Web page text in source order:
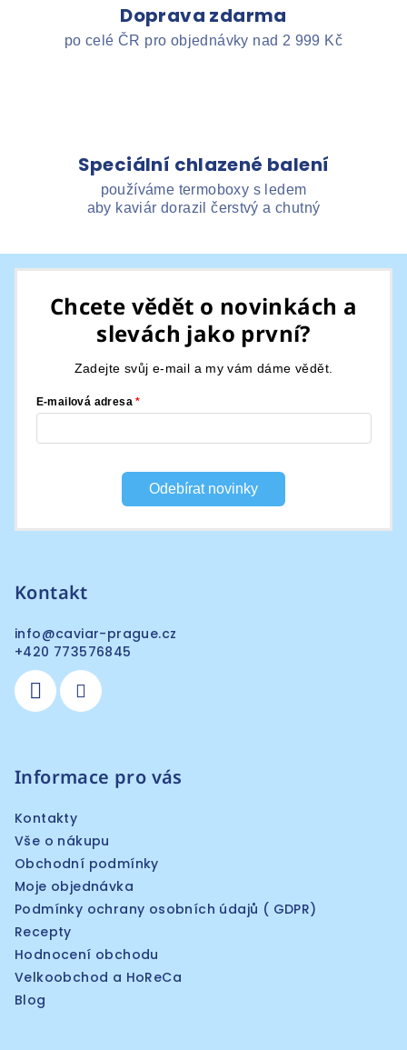
Doprava zdarma
po celé ČR pro objednávky nad 2 999 Kč
Speciální chlazené balení
používáme termoboxy s ledem
aby kaviár dorazil čerstvý a chutný
Chcete vědět o novinkách a
slevách jako první?
Zadejte svůj e-mail a my vám dáme vědět.
E-mailová adresa
Odebírat novinky
Kontakt
info@caviar-prague.cz
+420 773576845
Informace pro vás
Kontakty
Vše o nákupu
Obchodní podmínky
Moje objednávka
Podmínky ochrany osobních údajů ( GDPR)
Recepty
Hodnocení obchodu
Velkoobchod a HoReCa
Blog